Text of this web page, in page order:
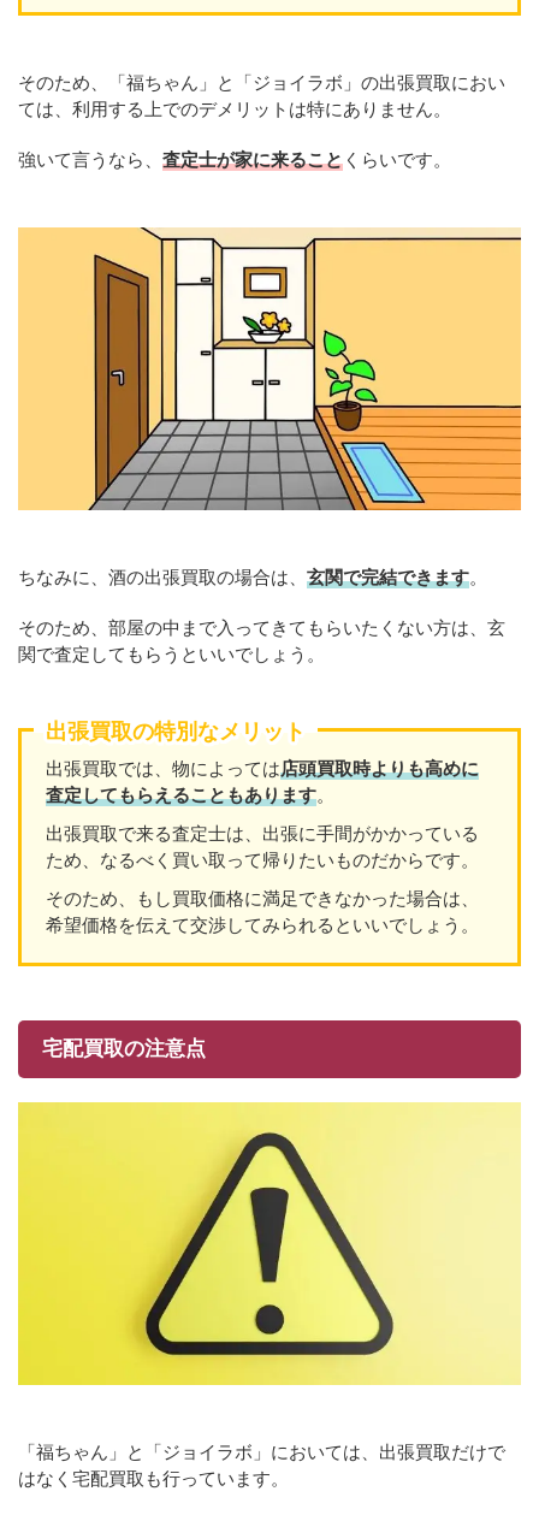
そのため、「福ちゃん」と「ジョイラボ」の出張買取におい
ては、利用する上でのデメリットは特にありません。
強いて言うなら、 査定士が家に来ること くらいです。
ちなみに、酒の出張買取の場合は、 玄関で完結できます。
そのため、部屋の中まで入ってきてもらいたくない方は、玄
関で査定してもらうといいでしょう。
出張買取の特別なメリット
出張買取では、物によっては店頭買取時よりも高めに
査定してもらえることもあります。
出張買取で来る査定士は、出張に手間がかかっている
ため、なるべく買い取って帰りたいものだからです。
そのため、もし買取価格に満足できなかった場合は、
希望価格を伝えて交渉してみられるといいでしょう。
宅配買取の注意点
「福ちゃん」と「ジョイラボ」においては、出張買取だけで
はなく宅配買取も行っています。